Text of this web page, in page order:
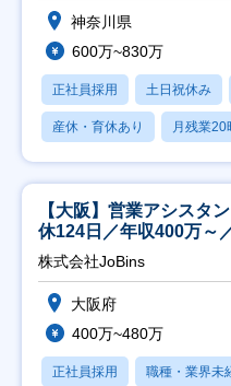
神奈川県
600万~830万
正社員採用 土日祝休み
産休・育休あり 月残業20
【大阪】営業アシスタ
休124日／年収400万～
株式会社JoBins
大阪府
400万~480万
正社員採用 職種・業界未